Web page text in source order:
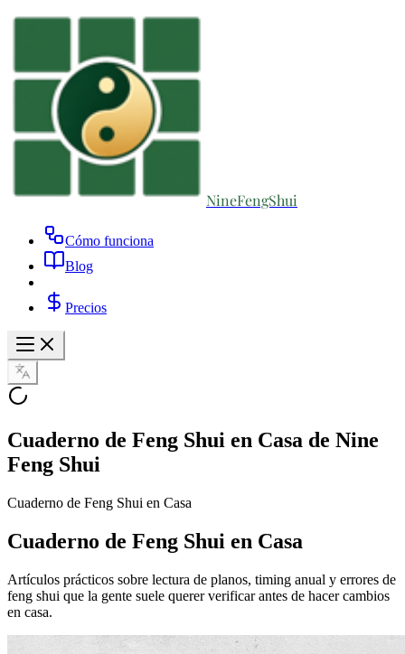
NineFengShui
Cómo funciona
Blog
Precios
Cuaderno de Feng Shui en Casa de Nine
Feng Shui
Cuaderno de Feng Shui en Casa
Cuaderno de Feng Shui en Casa
Artículos prácticos sobre lectura de planos, timing anual y errores de
feng shui que la gente suele querer verificar antes de hacer cambios
en casa.